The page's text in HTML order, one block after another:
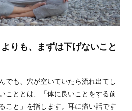
りも、まずは下げないこと
でも、穴が空いていたら流れ出てし
こととは、「体に良いことをする前
こと」を指します。耳に痛い話です